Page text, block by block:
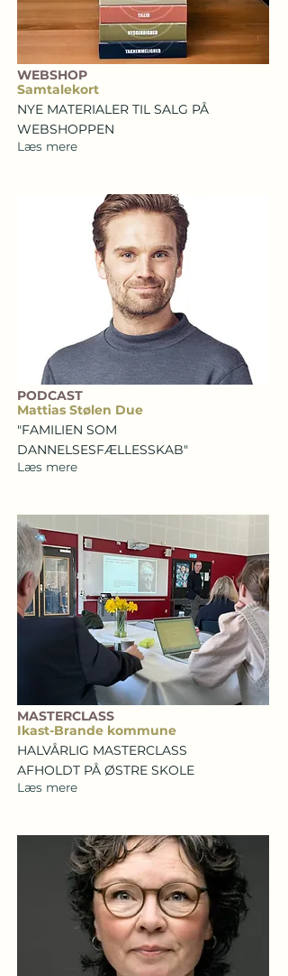
WEBSHOP
Samtalekort
NYE MATERIALER TIL SALG PÅ
WEBSHOPPEN
Læs mere
PODCAST
Mattias Stølen Due
"FAMILIEN SOM
DANNELSESFÆLLESSKAB"
Læs mere
MASTERCLASS
Ikast-Brande kommune
HALVÅRLIG MASTERCLASS
AFHOLDT PÅ ØSTRE SKOLE
Læs mere